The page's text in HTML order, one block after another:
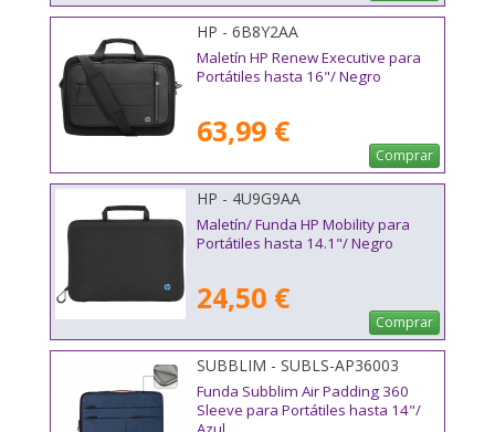
HP - 6B8Y2AA
Maletín HP Renew Executive para
Portátiles hasta 16"/ Negro
63,99 €
Comprar
HP - 4U9G9AA
Maletín/ Funda HP Mobility para
Portátiles hasta 14.1"/ Negro
24,50 €
Comprar
SUBBLIM - SUBLS-AP36003
Funda Subblim Air Padding 360
Sleeve para Portátiles hasta 14"/